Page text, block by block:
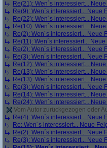
Re(21): Wen´s interessiert...
Re(9): Wen´s interessiert... Neue
Re(22): Wen´s interessiert...
Re(10): Wen´s interessiert...
Re(2): Wen´s interessiert... Neue
Re(11): Wen´s interessiert...
Re(2): Wen´s interessiert... Neue
Re(3): Wen´s interessiert... Neue
Re(12): Wen´s interessiert...
Re(13): Wen´s interessiert...
Re(13): Wen´s interessiert...
Re(3): Wen´s interessiert... Neue
Re(14): Wen´s interessiert...
Re(24): Wen´s interessiert...
Vom Autor zurückgezogen oder
Re(4): Wen´s interessiert... Neue
Re: Wen´s interessiert... Neue
Re(2): Wen´s interessiert... Neue
Re(3): Wen´s interessiert... Neue